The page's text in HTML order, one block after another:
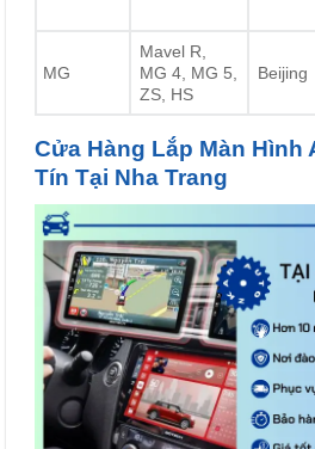
MG
Mavel R,
MG 4, MG 5,
ZS, HS
Beijing
Cửa Hàng Lắp Màn Hình
Tín Tại Nha Trang